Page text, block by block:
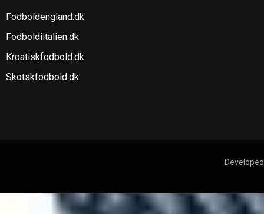
Fodboldengland.dk
Fodboldiitalien.dk
Kroatiskfodbold.dk
Skotskfodbold.dk